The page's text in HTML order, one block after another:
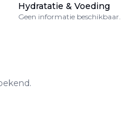
Hydratatie & Voeding
Geen informatie beschikbaar.